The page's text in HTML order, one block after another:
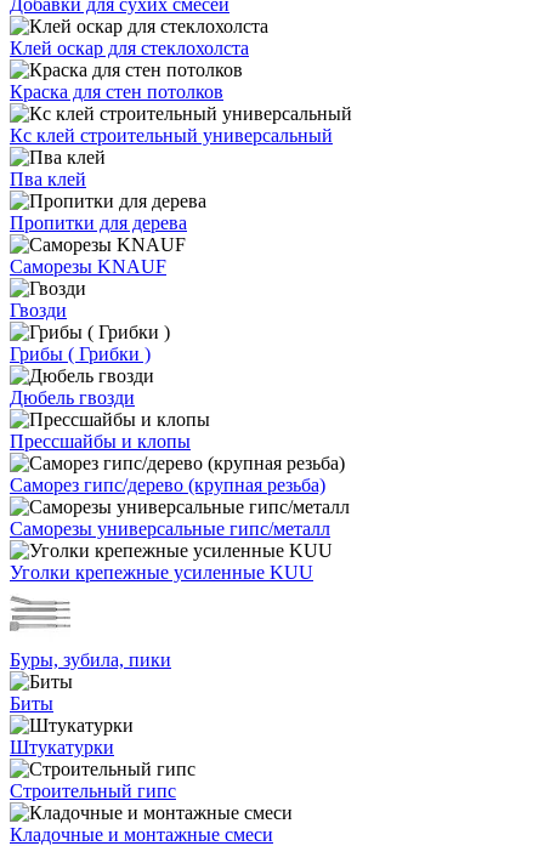
Добавки для сухих смесей
Клей оскар для стеклохолста
Краска для стен потолков
Кс клей строительный универсальный
Пва клей
Пропитки для дерева
Саморезы KNAUF
Гвозди
Грибы ( Грибки )
Дюбель гвозди
Прессшайбы и клопы
Саморез гипс/дерево (крупная резьба)
Саморезы универсальные гипс/металл
Уголки крепежные усиленные KUU
Буры, зубила, пики
Биты
Штукатурки
Строительный гипс
Кладочные и монтажные смеси